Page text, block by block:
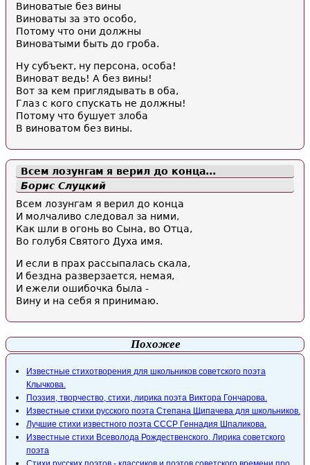
Виноватые без вины
Виноваты за это особо,
Потому что они должны
Виноватыми быть до гроба.
Ну субъект, ну персона, особа!
Виноват ведь! А без вины!
Вот за кем приглядывать в оба,
Глаз с кого спускать не должны!
Потому что бушует злоба
В виноватом без вины.
Всем лозунгам я верил до конца...
Борис Слуцкий
Всем лозунгам я верил до конца
И молчаливо следовал за ними,
Как шли в огонь во Сына, во Отца,
Во голубя Святого Духа имя.
И если в прах рассыпалась скала,
И бездна разверзается, немая,
И ежели ошибочка была -
Вину и на себя я принимаю.
Похожее
Известные стихотворения для школьников советского поэта
Клычкова.
Поэзия, творчество, стихи, лирика поэта Виктора Гончарова.
Известные стихи русского поэта Степана Щипачева для школьников.
Лучшие стихи известного поэта СССР Геннадия Шпаликова.
Известные стихи Всеволода Рождественского. Лирика советского
поэта